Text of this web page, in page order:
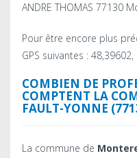
ANDRE THOMAS 77130
Pour être encore plus
GPS suivantes :
COMBIEN DE
COMPTENT LA
FAULT-YONNE
La commune de